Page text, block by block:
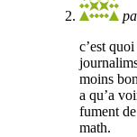
c’est
moins
a qu’a
fument
math.